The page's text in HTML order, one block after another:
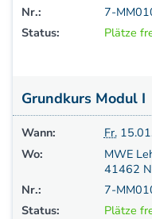
Nr.:
7-
Status:
Plätze
Grundkurs Modul I
Wann: Fr.
Wo:
MWE
41462
Nr.:
7-
Status:
Plätze